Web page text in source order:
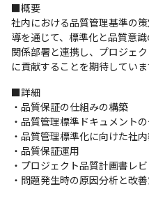
■概要
社内における品質管理基準の
導を通じて、標準化と品質意
関係部署と連携し、プロジェ
に貢献することを期待していま
■詳細
・品質保証の仕組みの構築
・品質管理標準ドキュメント
・品質管理標準化に向けた社
・品質保証運用
・プロジェクト品質計画書レ
・問題発生時の原因分析と改